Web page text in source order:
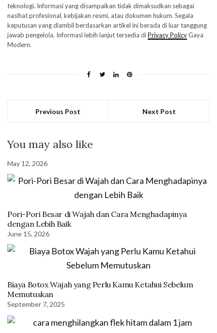
teknologi. Informasi yang disampaikan tidak dimaksudkan sebagai
nasihat profesional, kebijakan resmi, atau dokumen hukum. Segala
keputusan yang diambil berdasarkan artikel ini berada di luar tanggung
jawab pengelola. Informasi lebih lanjut tersedia diPrivacy PolicyGaya
Modern.
Previous Post Next Post
You may also like
May 12, 2026
Pori-Pori Besar di Wajah dan Cara Menghadapinya
dengan Lebih Baik
June 15, 2026
Biaya Botox Wajah yang Perlu Kamu Ketahui Sebelum
Memutuskan
September 7, 2025